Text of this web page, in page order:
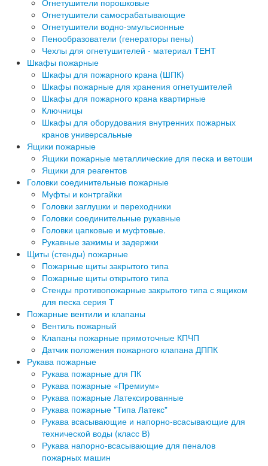
Огнетушители порошковые
Огнетушители самосрабатывающие
Огнетушители водно-эмульсионные
Пенообразователи (генераторы пены)
Чехлы для огнетушителей - материал ТЕНТ
Шкафы пожарные
Шкафы для пожарного крана (ШПК)
Шкафы пожарные для хранения огнетушителей
Шкафы для пожарного крана квартирные
Ключницы
Шкафы для оборудования внутренних пожарных
кранов универсальные
Ящики пожарные
Ящики пожарные металлические для песка и ветоши
Ящики для реагентов
Головки соединительные пожарные
Муфты и контргайки
Головки заглушки и переходники
Головки соединительные рукавные
Головки цапковые и муфтовые.
Рукавные зажимы и задержки
Щиты (стенды) пожарные
Пожарные щиты закрытого типа
Пожарные щиты открытого типа
Стенды противопожарные закрытого типа с ящиком
для песка серия Т
Пожарные вентили и клапаны
Вентиль пожарный
Клапаны пожарные прямоточные КПЧП
Датчик положения пожарного клапана ДППК
Рукава пожарные
Рукава пожарные для ПК
Рукава пожарные «Премиум»
Рукава пожарные Латексированные
Рукава пожарные "Типа Латекс"
Рукава всасывающие и напорно-всасывающие для
технической воды (класс В)
Рукава напорно-всасывающие для пеналов
пожарных машин